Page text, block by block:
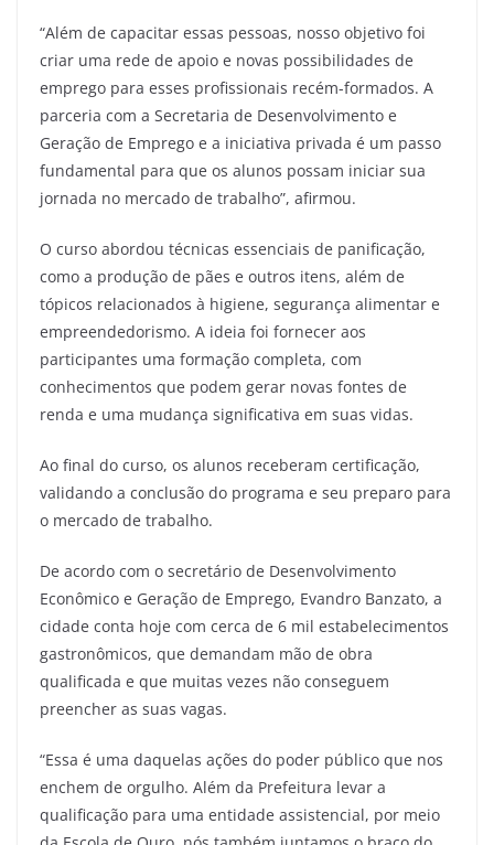
“Além de capacitar essas pessoas, nosso objetivo foi
criar uma rede de apoio e novas possibilidades de
emprego para esses profissionais recém-formados. A
parceria com a Secretaria de Desenvolvimento e
Geração de Emprego e a iniciativa privada é um passo
fundamental para que os alunos possam iniciar sua
jornada no mercado de trabalho”, afirmou.
O curso abordou técnicas essenciais de panificação,
como a produção de pães e outros itens, além de
tópicos relacionados à higiene, segurança alimentar e
empreendedorismo. A ideia foi fornecer aos
participantes uma formação completa, com
conhecimentos que podem gerar novas fontes de
renda e uma mudança significativa em suas vidas.
Ao final do curso, os alunos receberam certificação,
validando a conclusão do programa e seu preparo para
o mercado de trabalho.
De acordo com o secretário de Desenvolvimento
Econômico e Geração de Emprego, Evandro Banzato, a
cidade conta hoje com cerca de 6 mil estabelecimentos
gastronômicos, que demandam mão de obra
qualificada e que muitas vezes não conseguem
preencher as suas vagas.
“Essa é uma daquelas ações do poder público que nos
enchem de orgulho. Além da Prefeitura levar a
qualificação para uma entidade assistencial, por meio